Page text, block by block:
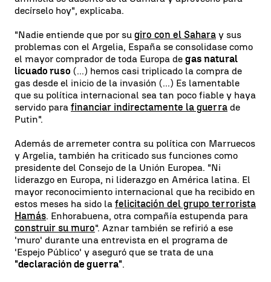
decírselo hoy", explicaba.
"Nadie entiende que por su giro con el Sahara y sus
problemas con el Argelia, España se consolidase como
el mayor comprador de toda Europa de gas natural
licuado ruso (...) hemos casi triplicado la compra de
gas desde el inicio de la invasión (...) Es lamentable
que su política internacional sea tan poco fiable y haya
servido para financiar indirectamente la guerra de
Putin".
Además de arremeter contra su política con Marruecos
y Argelia, también ha criticado sus funciones como
presidente del Consejo de la Unión Europea. "Ni
liderazgo en Europa, ni liderazgo en América latina. El
mayor reconocimiento internacional que ha recibido en
estos meses ha sido la felicitación del grupo terrorista
Hamás. Enhorabuena, otra compañía estupenda para
construir su muro". Aznar también se refirió a ese
'muro' durante una entrevista en el programa de
'Espejo Público' y aseguró que se trata de una
"declaración de guerra".